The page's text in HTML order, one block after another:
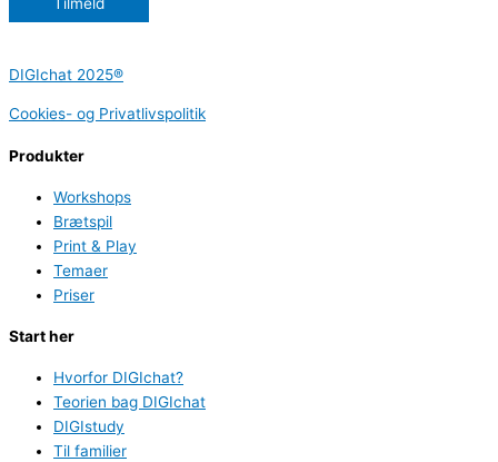
DIGIchat 2025®
Cookies- og Privatlivspolitik
Produkter
Workshops
Brætspil
Print & Play
Temaer
Priser
Start her
Hvorfor DIGIchat?
Teorien bag DIGIchat
DIGIstudy
Til familier